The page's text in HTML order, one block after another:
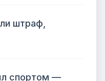
штраф,
спортом —